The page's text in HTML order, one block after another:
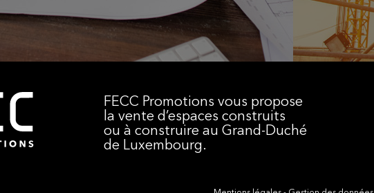
FECC Promotions vous propose
la vente d’espaces construits
ou à construire au Grand-Duché
de Luxembourg.